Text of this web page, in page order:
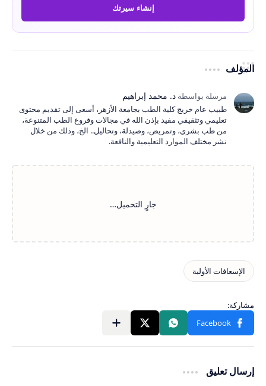
إنشاء سيرتك
المؤلف
طبيب عام خريج كلية الطب بجامعة الأزهر، أسعى إلى تقديم محتوى
تعليمي وتثقيفي مفيد بإذن الله في مجالات وفروع الطب المتنوعة،
من طب بشري، وتمريض، وصيدلة، وتحاليل.. الخ، وذلك من خلال
نشر مختلف الموارد التعليمية والنافعة.
إرسال تعليق